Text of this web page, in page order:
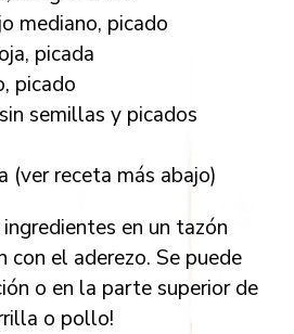
mediano, picado
picada
picado
semillas y picados
(ver receta más abajo)
en un tazón
con el aderezo. Se puede
o en la parte superior de
o pollo!